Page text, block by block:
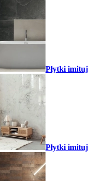
Płytki
Płytki